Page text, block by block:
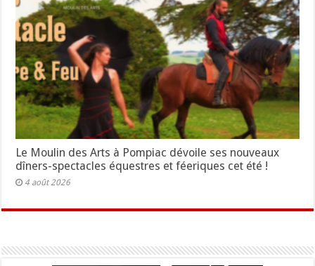
Le Moulin des Arts à Pompiac dévoile ses nouveaux
dîners-spectacles équestres et féeriques cet été !
4 août 2026